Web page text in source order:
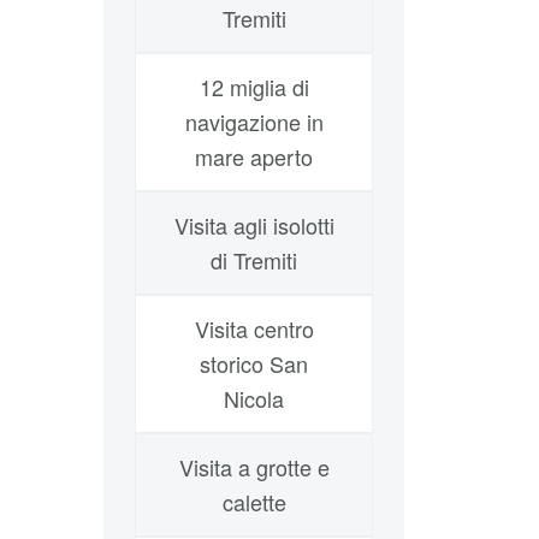
Tremiti
12 miglia di
navigazione in
mare aperto
Visita agli isolotti
di Tremiti
Visita centro
storico San
Nicola
Visita a grotte e
calette